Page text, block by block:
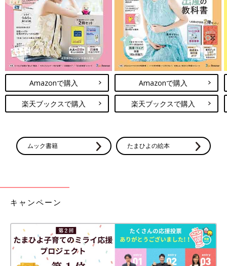
Amazonで購入
楽天ブックスで購入
Amazonで購入
楽天ブックスで購入
ムック書籍 たまひよの絵本
キャンペーン